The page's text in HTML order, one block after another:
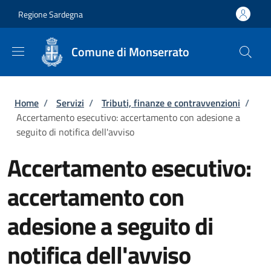
Regione Sardegna
Comune di Monserrato
Briciole di pane
Home / Servizi / Tributi, finanze e contravvenzioni /
Accertamento esecutivo: accertamento con adesione a
seguito di notifica dell'avviso
Accertamento esecutivo:
accertamento con
adesione a seguito di
notifica dell'avviso